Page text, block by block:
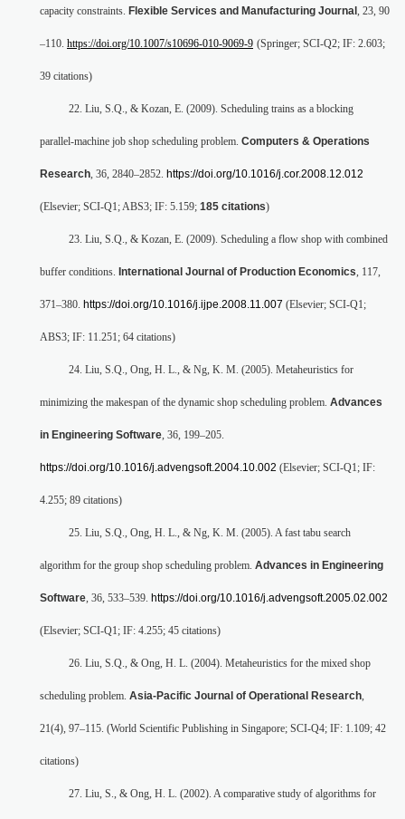
capacity constraints. Flexible Services and Manufacturing Journal , 23, 90
–110. https://doi.org/10.1007/s10696-010-9069-9 (Springer; SCI-Q2; IF: 2.603;
39 citations)
22. Liu, S.Q., & Kozan, E. (2009). Scheduling trains as a blocking
parallel-machine job shop scheduling problem. Computers & Operations
Research , 36, 2840–2852. https://doi.org/10.1016/j.cor.2008.12.012
(Elsevier; SCI-Q1; ABS3; IF: 5.159; 185 citations)
23. Liu, S.Q., & Kozan, E. (2009). Scheduling a flow shop with combined
buffer conditions. International Journal of Production Economics , 117,
371–380. https://doi.org/10.1016/j.ijpe.2008.11.007 (Elsevier; SCI-Q1;
ABS3; IF: 11.251; 64 citations)
24. Liu, S.Q., Ong, H. L., & Ng, K. M. (2005). Metaheuristics for
minimizing the makespan of the dynamic shop scheduling problem. Advances
in Engineering Software , 36, 199–205.
https://doi.org/10.1016/j.advengsoft.2004.10.002 (Elsevier; SCI-Q1; IF:
4.255; 89 citations)
25. Liu, S.Q., Ong, H. L., & Ng, K. M. (2005). A fast tabu search
algorithm for the group shop scheduling problem. Advances in Engineering
Software , 36, 533–539. https://doi.org/10.1016/j.advengsoft.2005.02.002
(Elsevier; SCI-Q1; IF: 4.255; 45 citations)
26. Liu, S.Q., & Ong, H. L. (2004). Metaheuristics for the mixed shop
scheduling problem. Asia-Pacific Journal of Operational Research
21(4), 97–115. (World Scientific Publishing in Singapore; SCI-Q4; IF: 1.109; 42
citations)
27. Liu, S., & Ong, H. L. (2002). A comparative study of algorithms for